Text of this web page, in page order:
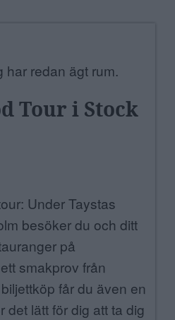
har redan ägt rum.
Tour i Stock
Under Taystas
besöker du och ditt
på
smakprov från
får du även en
det lätt för dig att ta dig